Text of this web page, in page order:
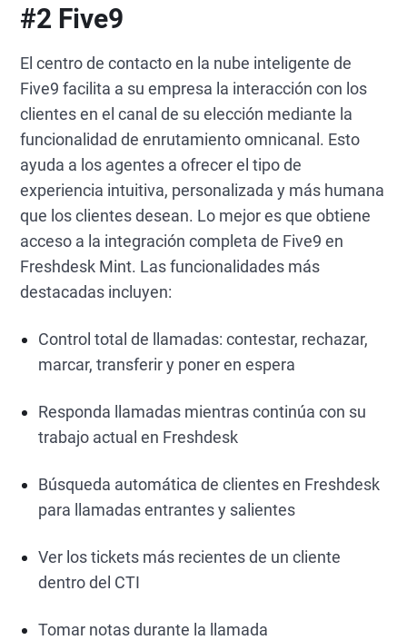
#2 Five9
El centro de contacto en la nube inteligente de
Five9 facilita a su empresa la interacción con los
clientes en el canal de su elección mediante la
funcionalidad de enrutamiento omnicanal. Esto
ayuda a los agentes a ofrecer el tipo de
experiencia intuitiva, personalizada y más humana
que los clientes desean. Lo mejor es que obtiene
acceso a la integración completa de Five9 en
Freshdesk Mint. Las funcionalidades más
destacadas incluyen:
Control total de llamadas: contestar, rechazar,
marcar, transferir y poner en espera
Responda llamadas mientras continúa con su
trabajo actual en Freshdesk
Búsqueda automática de clientes en Freshdesk
para llamadas entrantes y salientes
Ver los tickets más recientes de un cliente
dentro del CTI
Tomar notas durante la llamada